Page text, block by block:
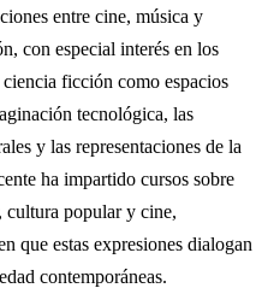
entre cine, música y
con especial interés en los
ficción como espacios
tecnológica, las
y las representaciones de la
ha impartido cursos sobre
cultura popular y cine,
que estas expresiones dialogan
contemporáneas.